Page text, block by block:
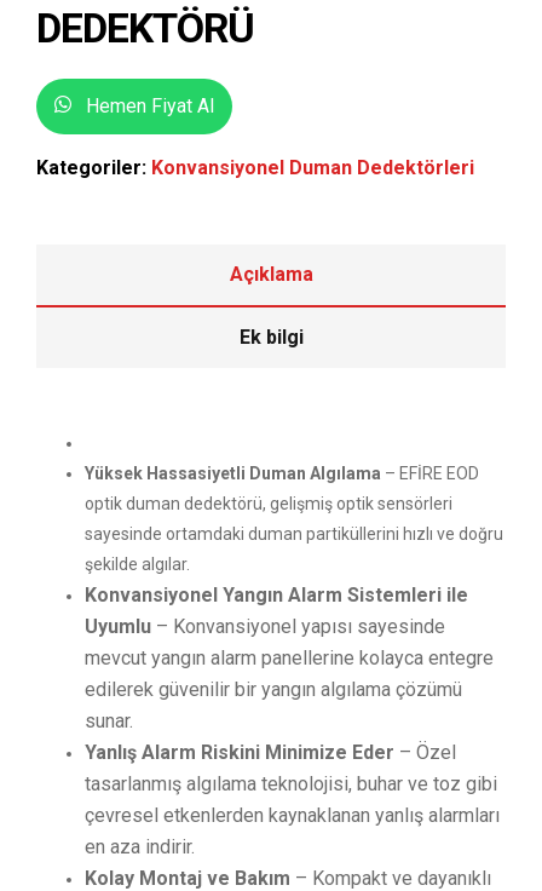
DEDEKTÖRÜ
Hemen Fiyat Al
Kategoriler: Konvansiyonel Duman Dedektörleri
Açıklama
Ek bilgi
Yüksek Hassasiyetli Duman Algılama – EFİRE EOD
optik duman dedektörü, gelişmiş optik sensörleri
sayesinde ortamdaki duman partiküllerini hızlı ve doğru
şekilde algılar.
Konvansiyonel Yangın Alarm Sistemleri ile
Uyumlu – Konvansiyonel yapısı sayesinde
mevcut yangın alarm panellerine kolayca entegre
edilerek güvenilir bir yangın algılama çözümü
sunar.
Yanlış Alarm Riskini Minimize Eder – Özel
tasarlanmış algılama teknolojisi, buhar ve toz gibi
çevresel etkenlerden kaynaklanan yanlış alarmları
en aza indirir.
Kolay Montaj ve Bakım – Kompakt ve dayanıklı